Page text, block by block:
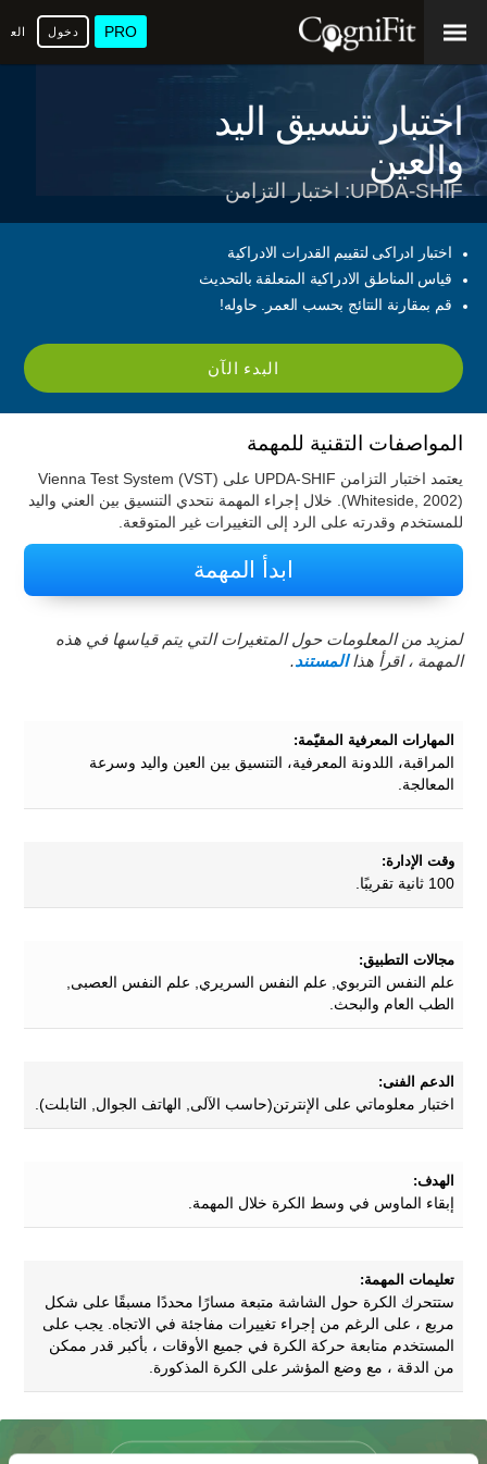
PRO دخول
اختبار تنسيق اليد
والعين
UPDA-SHIF: اختبار التزامن
اختبار ادراكى لتقييم القدرات الادراكية
قياس المناطق الادراكية المتعلقة بالتحديث
قم بمقارنة النتائج بحسب العمر. حاوله!
البدء الآن
المواصفات التقنية للمهمة
يعتمد اختبار التزامن UPDA-SHIF على Vienna Test System (VST)
(Whiteside, 2002). خلال إجراء المهمة نتحدي التنسيق بين العني واليد
للمستخدم وقدرته على الرد إلى التغييرات غير المتوقعة.
ابدأ المهمة
لمزيد من المعلومات حول المتغيرات التي يتم قياسها في هذه
المهمة ، اقرأ هذاالمستند.
المهارات المعرفية المقيّمة:
المراقبة، اللدونة المعرفية، التنسيق بين العين واليد وسرعة
المعالجة.
وقت الإدارة:
100 ثانية تقريبًا.
مجالات التطبيق:
علم النفس التربوي, علم النفس السريري, علم النفس العصبى,
الطب العام والبحث.
الدعم الفنى:
اختبار معلوماتي على الإنترتن(حاسب الآلى, الهاتف الجوال, التابلت).
الهدف:
إبقاء الماوس في وسط الكرة خلال المهمة.
تعليمات المهمة:
ستتحرك الكرة حول الشاشة متبعة مسارًا محددًا مسبقًا على شكل
مربع ، على الرغم من إجراء تغييرات مفاجئة في الاتجاه. يجب على
المستخدم متابعة حركة الكرة في جميع الأوقات ، بأكبر قدر ممكن
من الدقة ، مع وضع المؤشر على الكرة المذكورة.